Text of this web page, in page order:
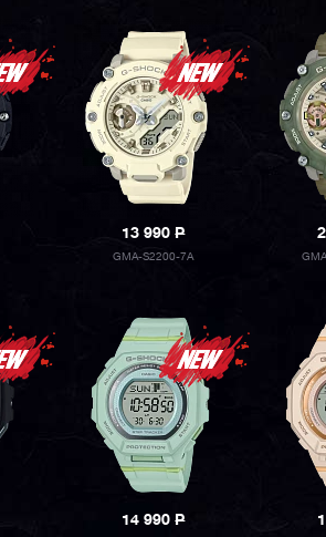
13 990P
GMA-S2200-7A
14 990P